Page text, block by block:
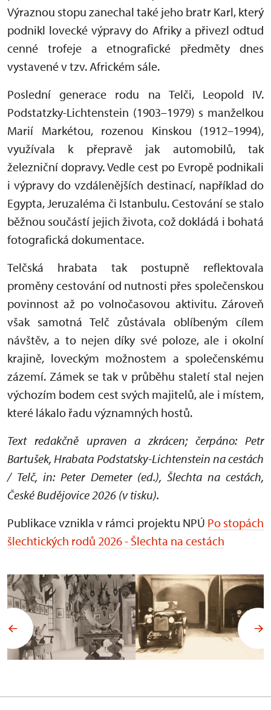
Výraznou stopu zanechal také jeho bratr Karl, který
podnikl lovecké výpravy do Afriky a přivezl odtud
cenné trofeje a etnografické předměty dnes
vystavené v tzv. Africkém sále.
Poslední generace rodu na Telči, Leopold IV.
Podstatzky-Lichtenstein (1903–1979) s manželkou
Marií Markétou, rozenou Kinskou (1912–1994),
využívala k přepravě jak automobilů, tak
železniční dopravy. Vedle cest po Evropě podnikali
i výpravy do vzdálenějších destinací, například do
Egypta, Jeruzaléma či Istanbulu. Cestování se stalo
běžnou součástí jejich života, což dokládá i bohatá
fotografická dokumentace.
Telčská hrabata tak postupně reflektovala
proměny cestování od nutnosti přes společenskou
povinnost až po volnočasovou aktivitu. Zároveň
však samotná Telč zůstávala oblíbeným cílem
návštěv, a to nejen díky své poloze, ale i okolní
krajině, loveckým možnostem a společenskému
zázemí. Zámek se tak v průběhu staletí stal nejen
výchozím bodem cest svých majitelů, ale i místem,
které lákalo řadu významných hostů.
Text redakčně upraven a zkrácen; čerpáno: Petr
Bartušek, Hrabata Podstatsky-Lichtenstein na cestách
/ Telč, in: Peter Demeter (ed.), Šlechta na cestách,
České Budějovice 2026 (v tisku).
Publikace vznikla v rámci projektu NPÚ Po stopách
šlechtických rodů 2026 - Šlechta na cestách